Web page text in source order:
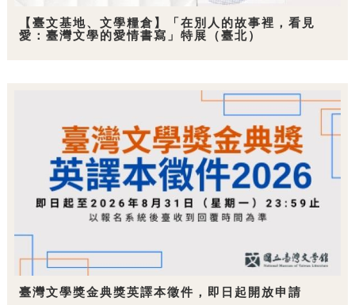
【臺文基地、文學糧倉】「在別人的故事裡，看見
愛：臺灣文學的愛情書寫」特展（臺北）
臺灣文學獎金典獎英譯本徵件，即日起開放申請